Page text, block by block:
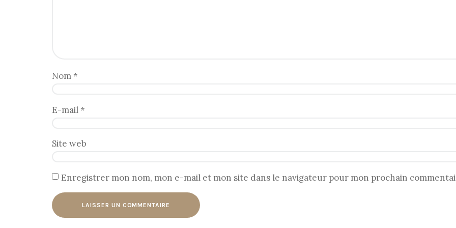
Nom *
E-mail *
Site web
Enregistrer mon nom, mon e-mail et mon site dans le navigateur pour mon prochain